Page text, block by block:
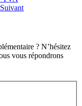
Suivant
? N’hésitez
vous répondrons